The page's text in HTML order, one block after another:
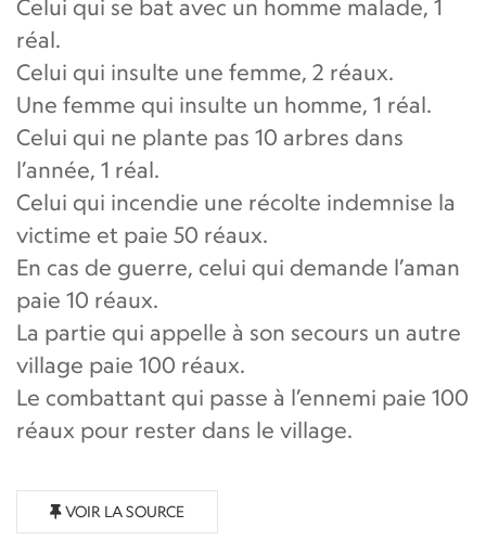
Celui qui se bat avec un homme malade, 1
réal.
Celui qui insulte une femme, 2 réaux.
Une femme qui insulte un homme, 1 réal.
Celui qui ne plante pas 10 arbres dans
l’année, 1 réal.
Celui qui incendie une récolte indemnise la
victime et paie 50 réaux.
En cas de guerre, celui qui demande l’aman
paie 10 réaux.
La partie qui appelle à son secours un autre
village paie 100 réaux.
Le combattant qui passe à l’ennemi paie 100
réaux pour rester dans le village.
VOIR LA SOURCE